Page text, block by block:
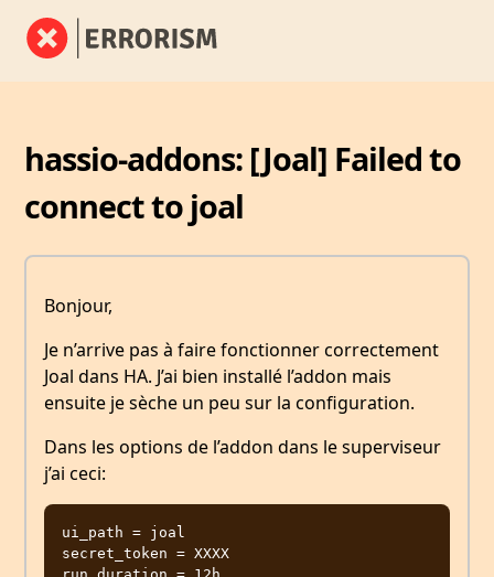
hassio-addons: [Joal] Failed to
connect to joal
Bonjour,
Je n’arrive pas à faire fonctionner correctement
Joal dans HA. J’ai bien installé l’addon mais
ensuite je sèche un peu sur la configuration.
Dans les options de l’addon dans le superviseur
j’ai ceci:
ui_path = joal
secret_token = XXXX